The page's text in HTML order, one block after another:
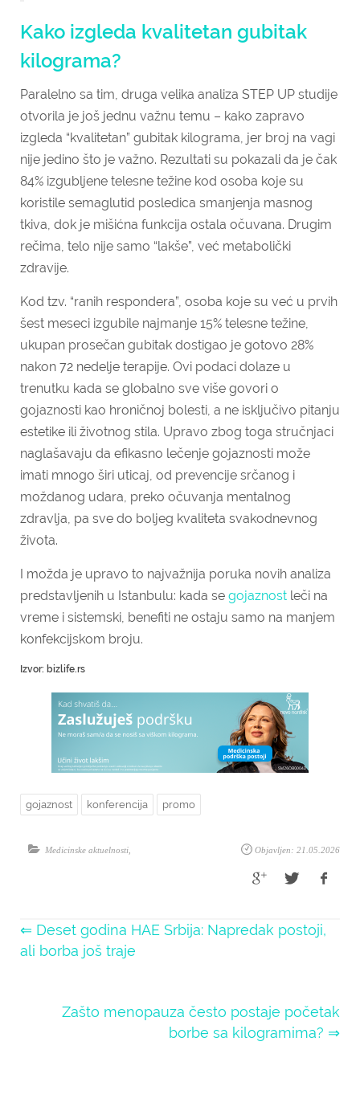
Kako izgleda kvalitetan gubitak
kilograma?
Paralelno sa tim, druga velika analiza STEP UP studije
otvorila je još jednu važnu temu – kako zapravo
izgleda “kvalitetan” gubitak kilograma, jer broj na vagi
nije jedino što je važno. Rezultati su pokazali da je čak
84% izgubljene telesne težine kod osoba koje su
koristile semaglutid posledica smanjenja masnog
tkiva, dok je mišićna funkcija ostala očuvana. Drugim
rečima, telo nije samo “lakše”, već metabolički
zdravije.
Kod tzv. “ranih respondera”, osoba koje su već u prvih
šest meseci izgubile najmanje 15% telesne težine,
ukupan prosečan gubitak dostigao je gotovo 28%
nakon 72 nedelje terapije. Ovi podaci dolaze u
trenutku kada se globalno sve više govori o
gojaznosti kao hroničnoj bolesti, a ne isključivo pitanju
estetike ili životnog stila. Upravo zbog toga stručnjaci
naglašavaju da efikasno lečenje gojaznosti može
imati mnogo širi uticaj, od prevencije srčanog i
moždanog udara, preko očuvanja mentalnog
zdravlja, pa sve do boljeg kvaliteta svakodnevnog
života.
I možda je upravo to najvažnija poruka novih analiza
predstavljenih u Istanbulu: kada se gojaznost leči na
vreme i sistemski, benefiti ne ostaju samo na manjem
konfekcijskom broju.
Izvor: bizlife.rs
gojaznost konferencija promo
Objavljen: 21.05.2026
Medicinske aktuelnosti
⇐ Deset godina HAE Srbija: Napredak postoji,
ali borba još traje
Zašto menopauza često postaje početak
borbe sa kilogramima? ⇒